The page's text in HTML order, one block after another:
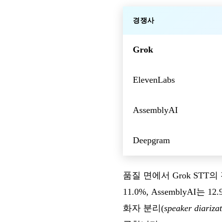
경쟁사
Grok
ElevenLabs
AssemblyAI
Deepgram
품질 면에서 Grok STT
11.0%, AssemblyAI는
화자 분리(speaker